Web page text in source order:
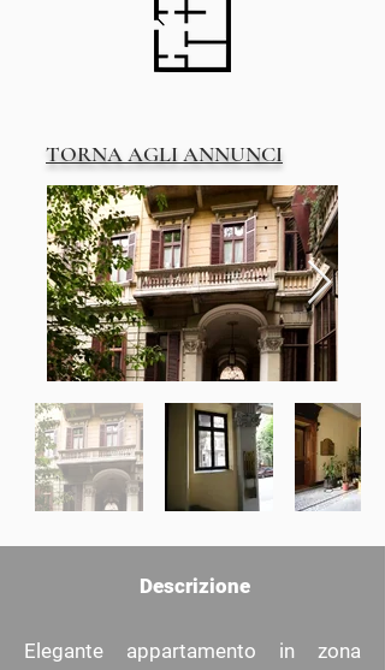
TORNA AGLI ANNUNCI
Descrizione
Elegante appartamento in zona